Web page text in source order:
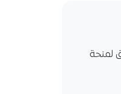
لمنحة